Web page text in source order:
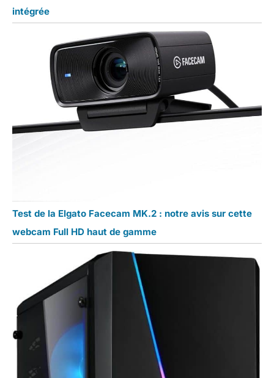
intégrée
Test de la Elgato Facecam MK.2 : notre avis sur cette
webcam Full HD haut de gamme